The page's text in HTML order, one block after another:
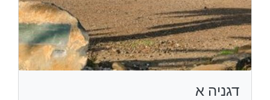
דגניה א